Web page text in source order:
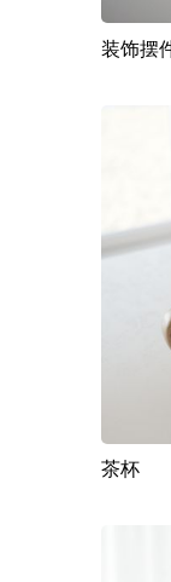
装饰摆
茶杯